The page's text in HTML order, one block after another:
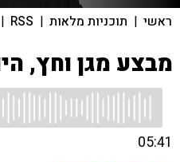
ראשי | תוכניות מלאות |
RSS
|
מבצע מגן וחץ,
05:41